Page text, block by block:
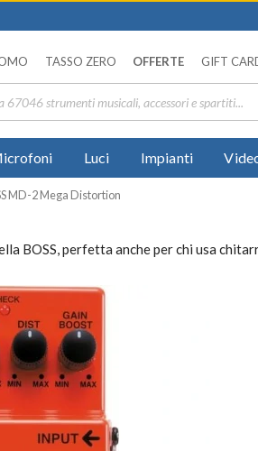
TASSO ZERO OFFERTE GIFT
Luci Impianti
MD-2 Mega Distortion
BOSS, perfetta anche per chi usa